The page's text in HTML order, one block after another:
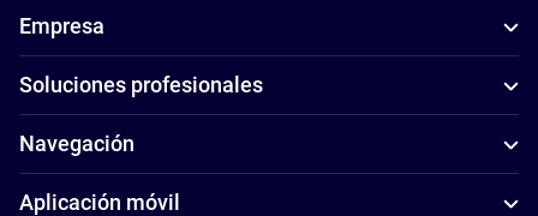
Empresa
Soluciones profesionales
Navegación
Aplicación móvil